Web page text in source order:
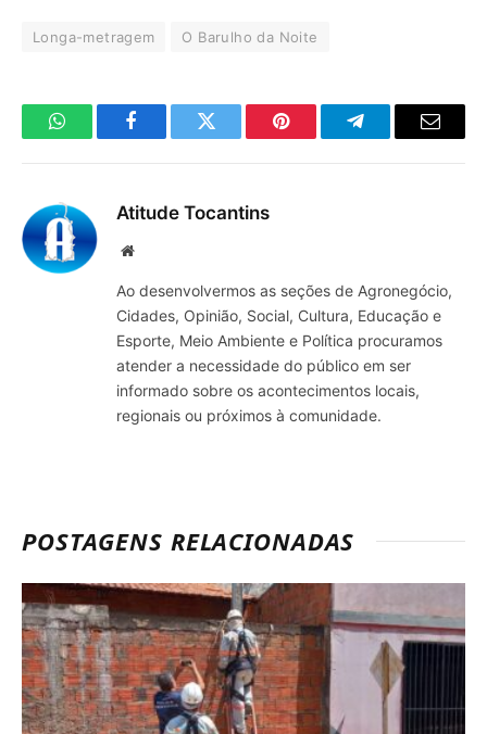
Longa-metragem O Barulho da Noite
WhatsAppFacebookTwitter Pinterest TelegramaE-
Atitude Tocantins
Site
Ao desenvolvermos as seções de Agronegócio,
Cidades, Opinião, Social, Cultura, Educação e
Esporte, Meio Ambiente e Política procuramos
atender a necessidade do público em ser
informado sobre os acontecimentos locais,
regionais ou próximos à comunidade.
POSTAGENS RELACIONADAS